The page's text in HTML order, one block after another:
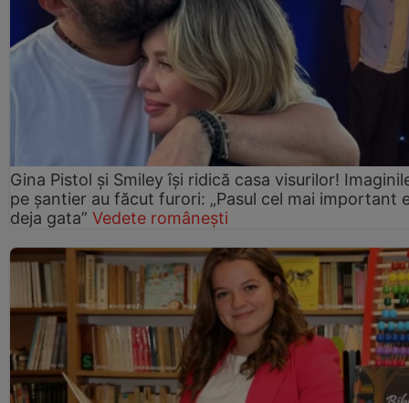
Gina Pistol și Smiley își ridică casa visurilor!
pe șantier au făcut furori: „Pasul cel mai important
deja gata” Vedete românești